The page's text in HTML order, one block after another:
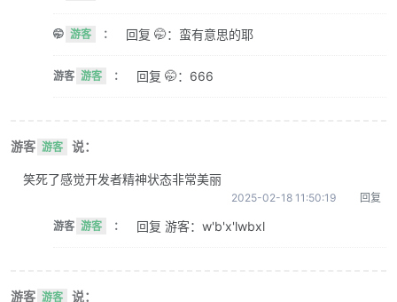
🤭 游客 ： 回复 🤭：蛮有意思的耶
游客 游客 ： 回复 🤭：666
游客 游客 说：
笑死了感觉开发者精神状态非常美丽
2025-02-18 11:50:19 回复
游客 游客 ： 回复 游客：w'b'x'lwbxl
游客 游客 说：